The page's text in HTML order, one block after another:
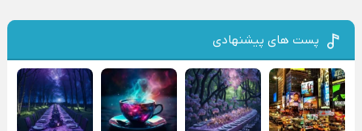
پست های پیشنهادی